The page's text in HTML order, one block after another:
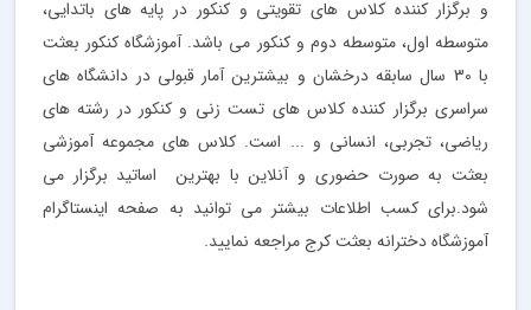
و برگزار کننده کلاس های تقویتی و کنکور در پایه های باتدایی،
متوسطه اول، متوسطه دوم و کنکور می باشد. آموزشگاه کنکور بعثت
با 30 سال سابقه درخشان و بیشترین آمار قبولی در دانشگاه های
سراسری برگزار کننده کلاس های تست زنی و کنکور در رشته های
ریاضی، تجربی، انسانی و ... است. کلاس های مجموعه آموزشی
بعثت به صورت حضوری و آنلاین با بهترین اساتید برگزار می
شود.برای کسب اطلاعات بیشتر می توانید به صفحه اینستاگرام
آموزشگاه دخترانه بعثت کرج مراجعه نمایید.